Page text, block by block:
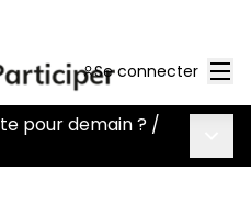
Se connecter
pour demain ? /